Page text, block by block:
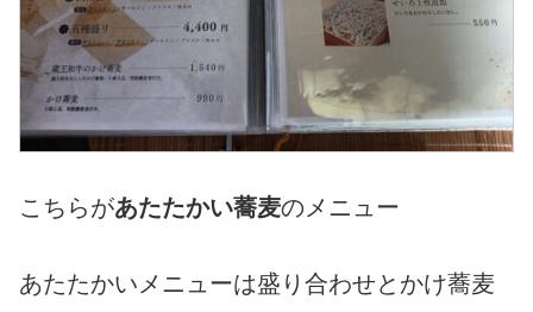
こちらがあたたかい蕎麦のメニュー
あたたかいメニューは盛り合わせとかけ蕎麦